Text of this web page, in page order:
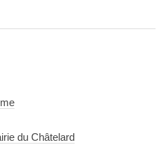
du Châtelard